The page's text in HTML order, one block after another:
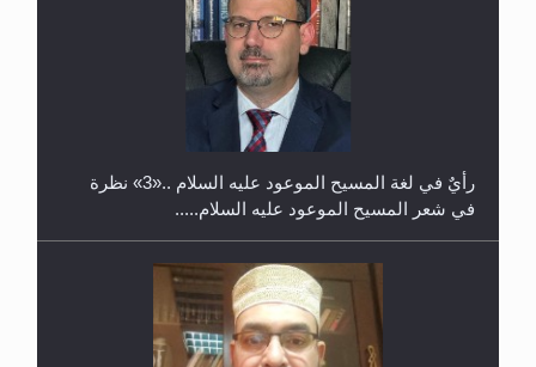
حفل توزيع الشهادات في الجامعة الأحمدية بنيجيريا لعام
رأيٌ في لغة المسيح الموعود عليه السلام ..«3» نظرة
في شعر المسيح الموعود عليه السلام.....